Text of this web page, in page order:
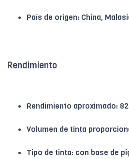
País de origen: China,
Rendimiento
Rendimiento aproximado:
Volumen de tinta
Tipo de tinta: con base de